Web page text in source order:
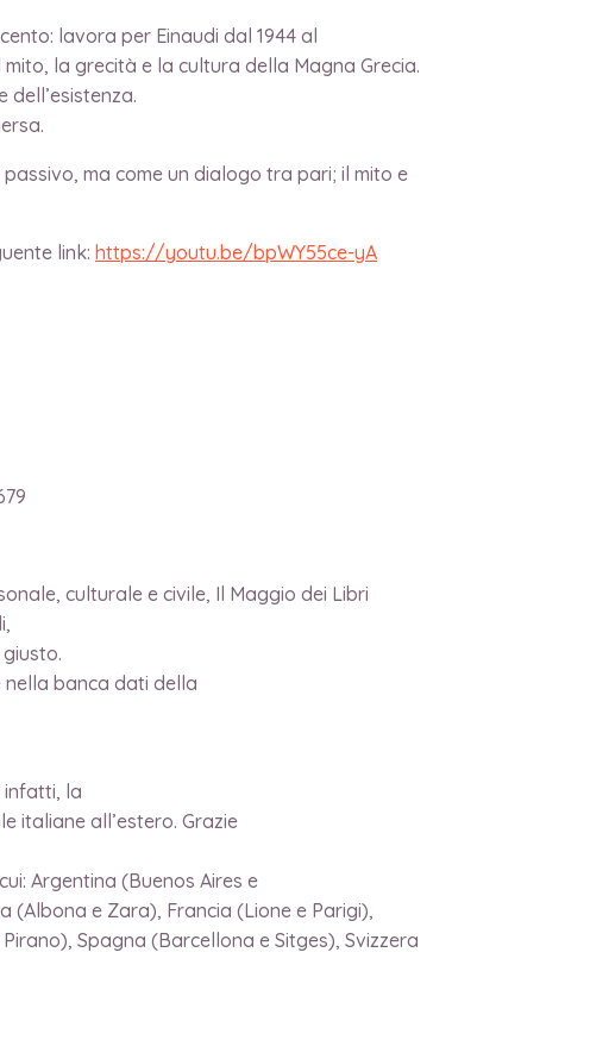
lavora per Einaudi dal 1944 al
la grecità e la cultura della Magna Grecia.
ma come un dialogo tra pari; il mito e
link: https://youtu.be/bpWY55ce-yA
culturale e civile, Il Maggio dei Libri
nella banca dati della
infatti, la
italiane all’estero. Grazie
Argentina (Buenos Aires e
(Albona e Zara), Francia (Lione e Parigi),
Spagna (Barcellona e Sitges), Svizzera